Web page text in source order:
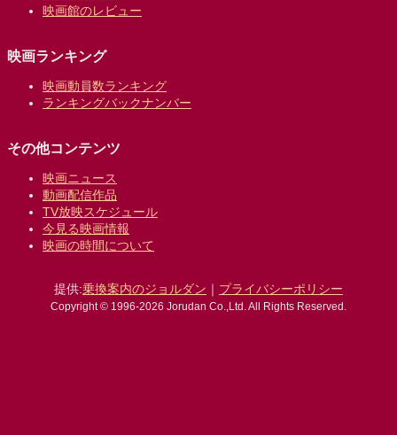
映画館のレビュー
映画ランキング
映画動員数ランキング
ランキングバックナンバー
その他コンテンツ
映画ニュース
動画配信作品
TV放映スケジュール
今見る映画情報
映画の時間について
提供:乗換案内のジョルダン ｜ プライバシーポリシー
Copyright © 1996-2026 Jorudan Co.,Ltd. All Rights Reserved.